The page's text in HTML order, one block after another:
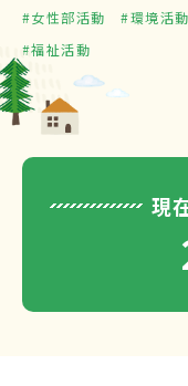
#女性部活動
#環境活動
#福祉活動
現